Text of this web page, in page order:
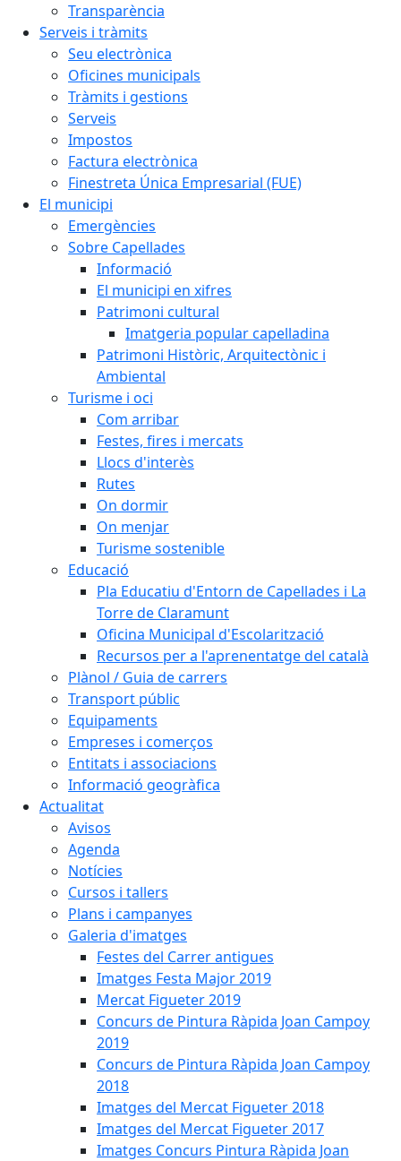
Transparència
Serveis i tràmits
Seu electrònica
Oficines municipals
Tràmits i gestions
Serveis
Impostos
Factura electrònica
Finestreta Única Empresarial (FUE)
El municipi
Emergències
Sobre Capellades
Informació
El municipi en xifres
Patrimoni cultural
Imatgeria popular capelladina
Patrimoni Històric, Arquitectònic i
Ambiental
Turisme i oci
Com arribar
Festes, fires i mercats
Llocs d'interès
Rutes
On dormir
On menjar
Turisme sostenible
Educació
Pla Educatiu d'Entorn de Capellades i La
Torre de Claramunt
Oficina Municipal d'Escolarització
Recursos per a l'aprenentatge del català
Plànol / Guia de carrers
Transport públic
Equipaments
Empreses i comerços
Entitats i associacions
Informació geogràfica
Actualitat
Avisos
Agenda
Notícies
Cursos i tallers
Plans i campanyes
Galeria d'imatges
Festes del Carrer antigues
Imatges Festa Major 2019
Mercat Figueter 2019
Concurs de Pintura Ràpida Joan Campoy
2019
Concurs de Pintura Ràpida Joan Campoy
2018
Imatges del Mercat Figueter 2018
Imatges del Mercat Figueter 2017
Imatges Concurs Pintura Ràpida Joan